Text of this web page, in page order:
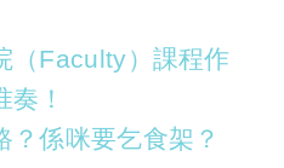
（Faculty）課程作
！
？係咪要乞食架？